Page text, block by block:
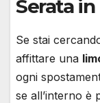
Serata
Se stai
affittare una
ogni
se all’interno è